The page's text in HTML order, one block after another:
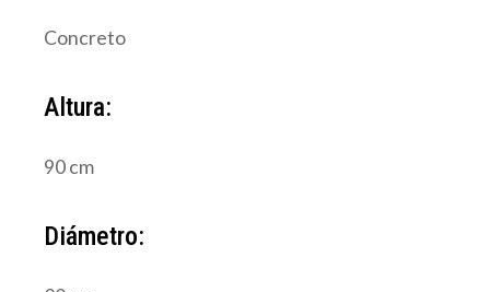
Concreto
Altura:
90 cm
Diámetro: